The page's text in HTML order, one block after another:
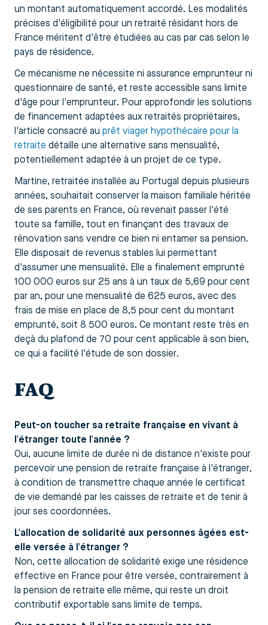
un montant automatiquement accordé. Les modalités
précises d'éligibilité pour un retraité résidant hors de
France méritent d'être étudiées au cas par cas selon le
pays de résidence.
Ce mécanisme ne nécessite ni assurance emprunteur ni
questionnaire de santé, et reste accessible sans limite
d'âge pour l'emprunteur. Pour approfondir les solutions
de financement adaptées aux retraités propriétaires,
l'article consacré au prêt viager hypothécaire pour la
retraite détaille une alternative sans mensualité,
potentiellement adaptée à un projet de ce type.
Martine, retraitée installée au Portugal depuis plusieurs
années, souhaitait conserver la maison familiale héritée
de ses parents en France, où revenait passer l'été
toute sa famille, tout en finançant des travaux de
rénovation sans vendre ce bien ni entamer sa pension.
Elle disposait de revenus stables lui permettant
d'assumer une mensualité. Elle a finalement emprunté
100 000 euros sur 25 ans à un taux de 5,69 pour cent
par an, pour une mensualité de 625 euros, avec des
frais de mise en place de 8,5 pour cent du montant
emprunté, soit 8 500 euros. Ce montant reste très en
deçà du plafond de 70 pour cent applicable à son bien,
ce qui a facilité l'étude de son dossier.
FAQ
Peut-on toucher sa retraite française en vivant à
l'étranger toute l'année ?
Oui, aucune limite de durée ni de distance n'existe pour
percevoir une pension de retraite française à l'étranger,
à condition de transmettre chaque année le certificat
de vie demandé par les caisses de retraite et de tenir à
jour ses coordonnées.
L'allocation de solidarité aux personnes âgées est-
elle versée à l'étranger ?
Non, cette allocation de solidarité exige une résidence
effective en France pour être versée, contrairement à
la pension de retraite elle même, qui reste un droit
contributif exportable sans limite de temps.